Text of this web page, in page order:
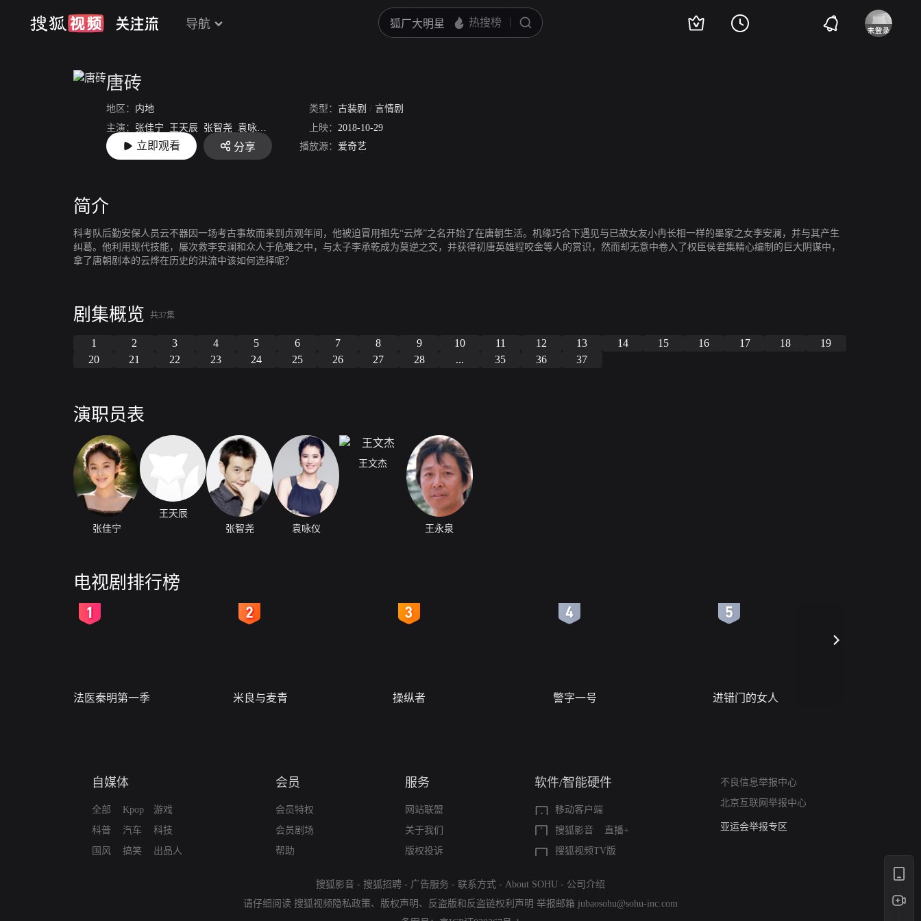
导航
唐砖
地区： 内地 类型： 古装剧 / 言情剧
主演： 张佳宁 王天辰 张智尧 袁咏仪 王永泉
上映： 2018-10-29
导演： 祝东宁
立即观看 分享 播放源： 爱奇艺
简介
科考队后勤安保人员云不器因一场考古事故而来到贞观年间，他被迫冒用祖先“云烨”之名开始了在唐朝生活。机缘巧合下遇见与已故女友小冉长相一样的墨家之女李安澜，并与其产生
纠葛。他利用现代技能，屡次救李安澜和众人于危难之中，与太子李承乾成为莫逆之交，并获得初唐英雄程咬金等人的赏识，然而却无意中卷入了权臣侯君集精心编制的巨大阴谋中，
拿了唐朝剧本的云烨在历史的洪流中该如何选择呢？
剧集概览 共37集
1 2 3 4 5 6 7 8 9 10 11 12 13 14 15 16 17 18
19
20
21 22 23 24 25 26 27 28 ... 35 36 37
演职员表
张佳宁
王天辰
张智尧
袁咏仪
王文杰
王永泉
电视剧排行榜
法医秦明第一季 米良与麦青 操纵者 警字一号 进错门的女人
自媒体
全部
科普
国风
Kpop
汽车
搞笑
游戏
科技
出品人
会员
会员特权
会员剧场
帮助
服务
网站联盟
关于我们
版权投诉
软件/智能硬件
移动客户端
搜狐影音
直播+
搜狐视频TV版
不良信息举报中心
北京互联网举报中心
算法推荐专项举报
亚运会举报专区
搜狐影音 - 搜狐招聘 - 广告服务 - 联系方式 - About SOHU - 公司介绍
请仔细阅读 搜狐视频隐私政策、 版权声明 、 反盗版和反盗链权利声明 举报邮箱 jubaosohu@sohu-inc.com